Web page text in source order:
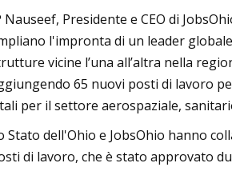
Nauseef, Presidente e CEO di
l'impronta di un leader
vicine l’una all’altra nella
65 nuovi posti di lavoro
per il settore aerospaziale,
Stato dell'Ohio e JobsOhio hanno
di lavoro, che è stato approvato